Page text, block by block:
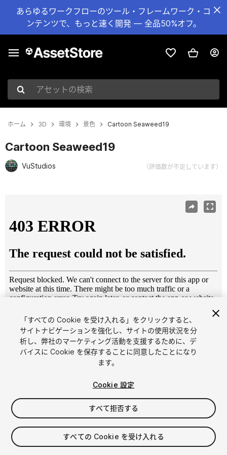
あらゆるワークフローのツール・フレームワーク・コ
ンテンツで、もっと速く開発 — 全品50%オフ。
アセットの検索
ホーム 3D 環境 景色 Cartoon Seaweed19
Cartoon Seaweed19
VuStudios （評価数が不足しています）
1/ 14
$15.99
消費税は決済時に計算されます
「すべての Cookie を受け入れる」をクリックすると、
サイトナビゲーションを強化し、サイトの使用状況を分
析し、弊社のマーケティング活動を支援するために、デ
バイスに Cookie を保存することに同意したことになり
ます。
Cookie 設定
すべて拒否する
すべての Cookie を受け入れる